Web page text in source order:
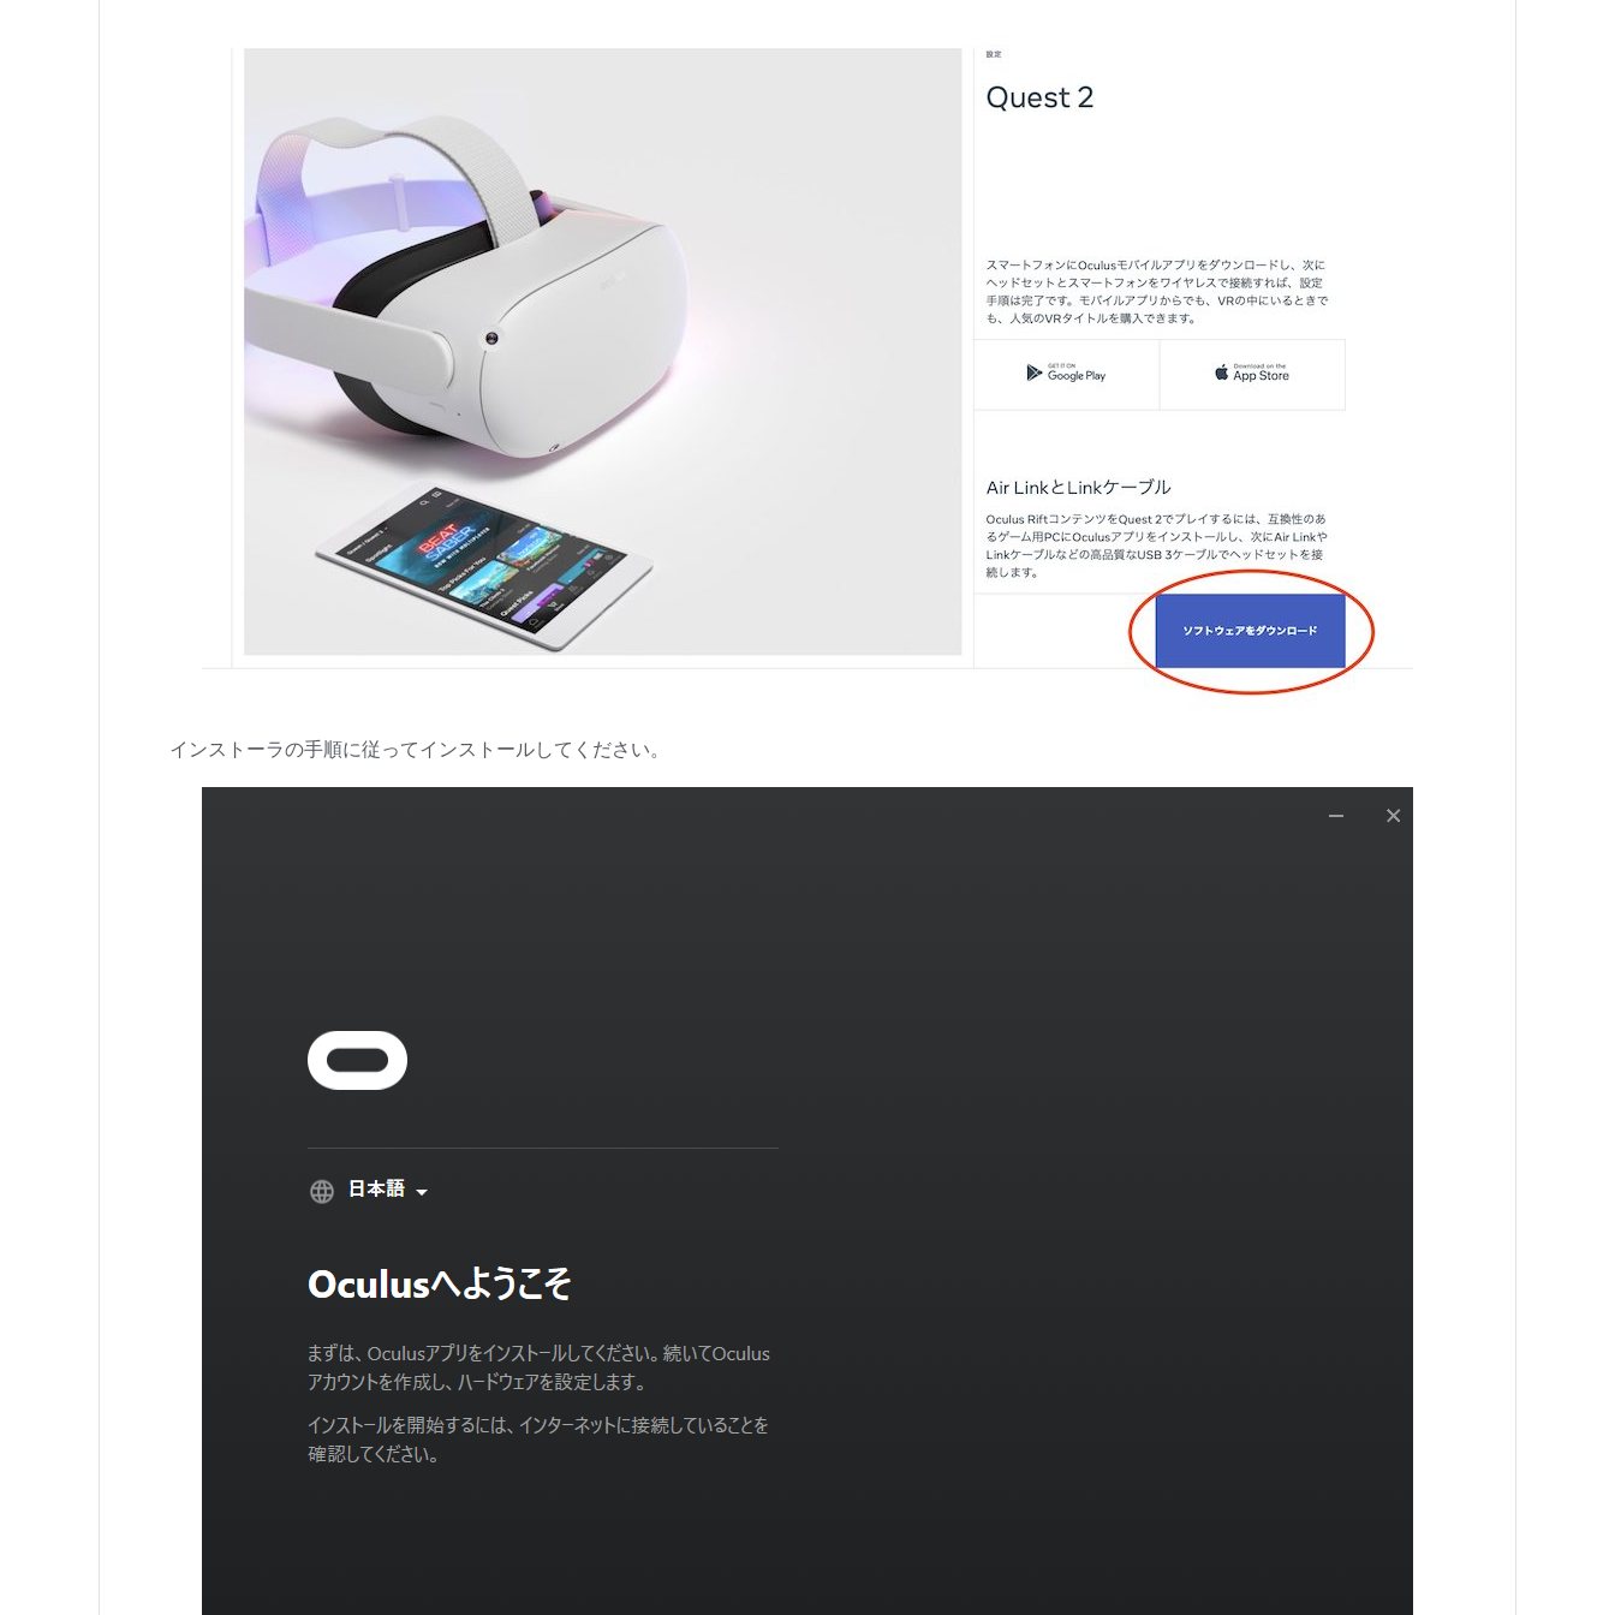
インストーラの手順に従ってインストールしてください。